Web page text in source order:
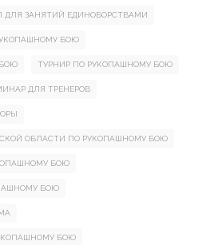
ДЛЯ ЗАНЯТИЙ ЕДИНОБОРСТВАМИ
БОЮ
ТУРНИР ПО РУКОПАШНОМУ БОЮ
ДЛЯ ТРЕНЕРОВ
ОБЛАСТИ ПО РУКОПАШНОМУ БОЮ
БОЮ
БОЮ
БОЮ